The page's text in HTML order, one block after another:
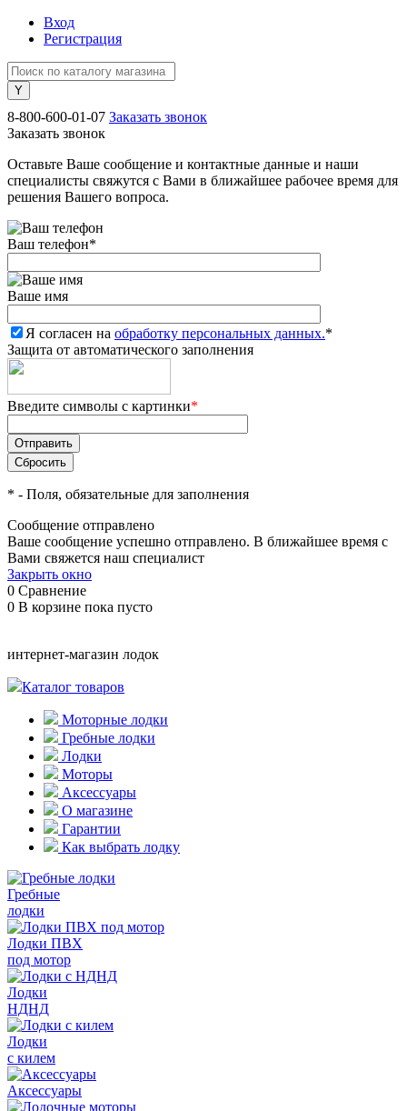
Вход
Регистрация
8-800-600-01-07 Заказать звонок
Заказать звонок
Оставьте Ваше сообщение и контактные данные и наши
специалисты свяжутся с Вами в ближайшее рабочее время для
решения Вашего вопроса.
Ваш телефон*
Ваше имя
Я согласен на обработку персональных данных.*
Защита от автоматического заполнения
Введите символы с картинки*
* - Поля, обязательные для заполнения
Сообщение отправлено
Ваше сообщение успешно отправлено. В ближайшее время с
Вами свяжется наш специалист
Закрыть окно
0 Сравнение
0 В корзине пока пусто
интернет-магазин лодок
Каталог товаров
Моторные лодки
Гребные лодки
Лодки
Моторы
Аксессуары
О магазине
Гарантии
Как выбрать лодку
Гребные
лодки
Лодки ПВХ
под мотор
Лодки
НДНД
Лодки
с килем
Аксессуары